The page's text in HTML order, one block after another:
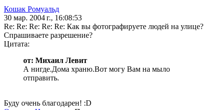
Кошак Ромуальд
30 мар. 2004 г., 16:08:53
Re: Re: Re: Re: Re: Как вы фотографируете людей на улице?
Спрашиваете разрешение?
Цитата:
от: Михаил Левит
А нигде.Дома храню.Вот могу Вам на мыло
отправить.
Буду очень благодарен! :D